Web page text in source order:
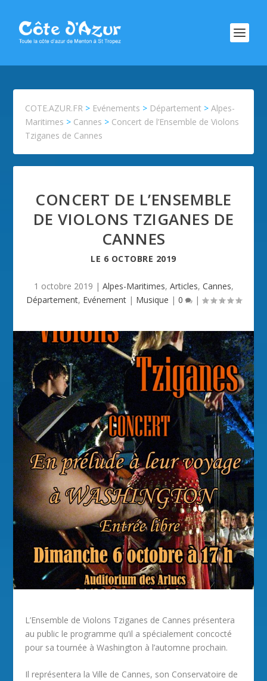
COTE.AZUR.FR > Evénements > Département >Alpes-
Maritimes > Cannes > Concert de l’Ensemble de Violons
Tziganes de Cannes
CONCERT DE L’ENSEMBLE
DE VIOLONS TZIGANES DE
CANNES
LE 6 OCTOBRE 2019
1 octobre 2019 | Alpes-Maritimes, Articles, Cannes,
Département, Evénement| Musique | 0 |
L’Ensemble de Violons Tziganes de Cannes présentera
au public le programme qu’il a spécialement concocté
pour sa tournée à Washington à l’automne prochain.
Il représentera la Ville de Cannes, son Conservatoire de